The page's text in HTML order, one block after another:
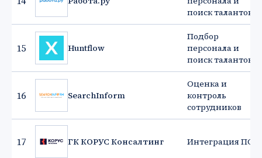
поиск талантов
15 Huntflow
Подбор
персонала и
поиск талантов
16 SearchInform
Оценка и
контроль
сотрудников
17 ГК КОРУС Консалтинг Интеграция ПО